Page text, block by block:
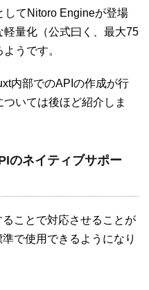
してNitoro Engineが登場
軽量化（公式曰く、最大75
うです。
内部でのAPIの作成が行
いては後ほど紹介しま
のネイティブサポー
ことで対応させることが
で使用できるようになり